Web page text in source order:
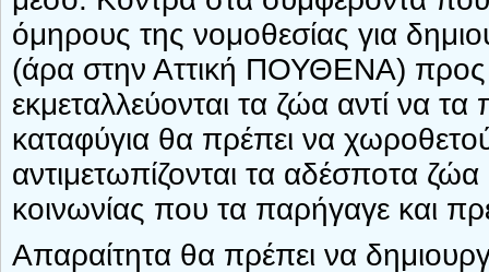
όμηρους της νομοθεσίας για
(άρα στην Αττική ΠΟΥΘΕΝΑ) προς
εκμεταλλεύονται τα ζώα αντί να
καταφύγια θα πρέπει να
αντιμετωπίζονται τα αδέσποτα
κοινωνίας που τα παρήγαγε και
Απαραίτητα θα πρέπει να